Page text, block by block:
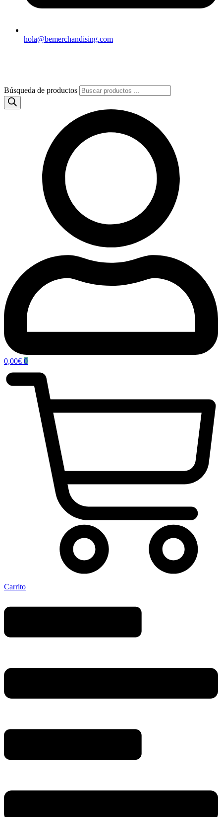
hola@bemerchandising.com
Búsqueda de productos
0,00€ 0
Carrito